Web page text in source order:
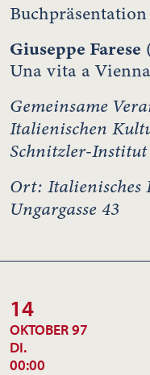
Buchpräsentation
Giuseppe Farese
Una vita a
Gemeinsame
Italienischen
Schnitzler-Institut
Ort:
Ungargasse 43
14
OKTOBER 97
DI.
00:00